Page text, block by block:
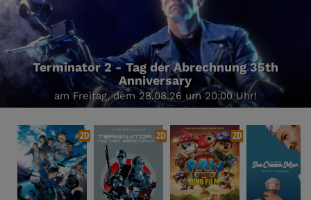
Terminator 2 - Tag der Abrechnung 35th
Anniversary
am Freitag, dem 28.08.26 um 20:00 Uhr!
2D 2D 2D